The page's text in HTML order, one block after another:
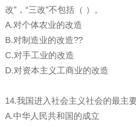
改”，“三改”不包括（ ）。
A.对个体农业的改造
B.对制造业的改造??
C.对手工业的改造
D.对资本主义工商业的改造
14.我国进入社会主义社会的最主
A.中华人民共和国的成立